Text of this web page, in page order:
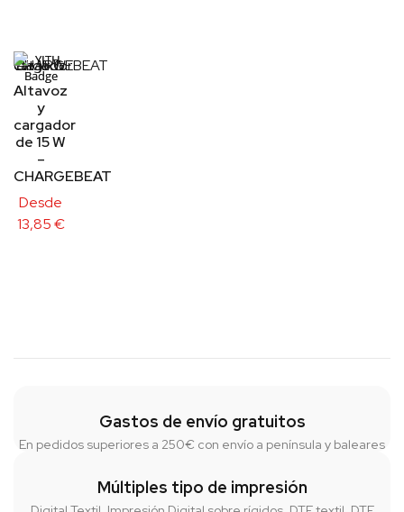
Altavoz
y
cargador
de 15 W
–
CHARGEBEAT
Desde
13,85€
Gastos de envío gratuitos
En pedidos superiores a 250€ con envío a península y baleares
Múltiples tipo de impresión